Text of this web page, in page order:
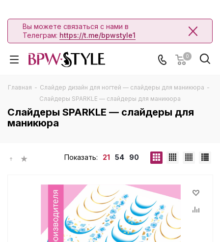
Вы можете связаться с нами в
Телеграм: https://t.me/bpwstyle1
0
Главная - Слайдер дизайн для ногтей — слайдеры для маникюра -
Слайдеры SPARKLE — слайдеры для маникюра
Слайдеры SPARKLE — слайдеры для
маникюра
Показать: 21 54 90